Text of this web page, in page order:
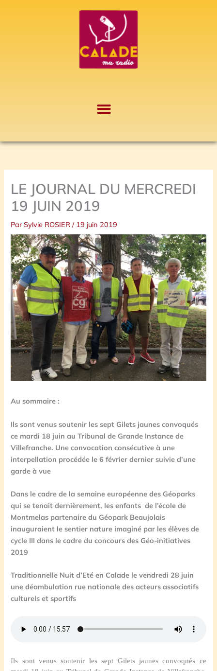
LE JOURNAL DU MERCREDI
19 JUIN 2019
ParSylvie ROSIER/ 19 juin 2019
Au sommaire :
Ils sont venus soutenir les sept Gilets jaunes convoqués
ce mardi 18 juin au Tribunal de Grande Instance de
Villefranche. Une convocation consécutive à une
interpellation procédée le 6 février dernier suivie d’une
garde à vue
Dans le cadre de la semaine européenne des Géoparks
qui se tenait dernièrement, les enfants de l’école de
Montmelas partenaire du Géopark Beaujolais
inauguraient le sentier nature imaginé par les élèves de
cycle III dans le cadre du concours des Géo-initiatives
2019
Traditionnelle Nuit d’Eté en Calade le vendredi 28 juin
une déambulation rue nationale des acteurs associatifs
culturels et sportifs
Ils sont venus soutenir les sept Gilets jaunes convoqués ce